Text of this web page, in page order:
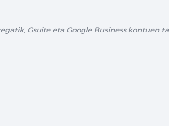
Gsuite eta Google Business kontuen